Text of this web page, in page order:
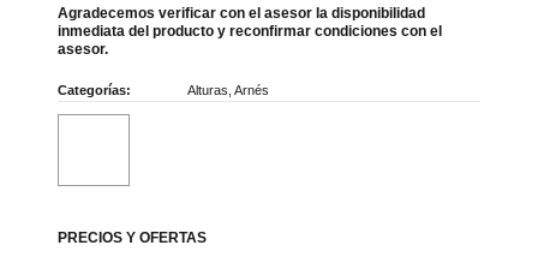
Agradecemos verificar con el asesor la disponibilidad
inmediata del producto y reconfirmar condiciones con el
asesor.
Categorías: Alturas Arnés
PRECIOS Y OFERTAS